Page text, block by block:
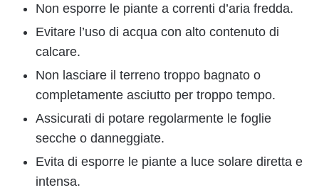
Non esporre le piante a correnti d’aria fredda.
Evitare l’uso di acqua con alto contenuto di
calcare.
Non lasciare il terreno troppo bagnato o
completamente asciutto per troppo tempo.
Assicurati di potare regolarmente le foglie
secche o danneggiate.
Evita di esporre le piante a luce solare diretta e
intensa.